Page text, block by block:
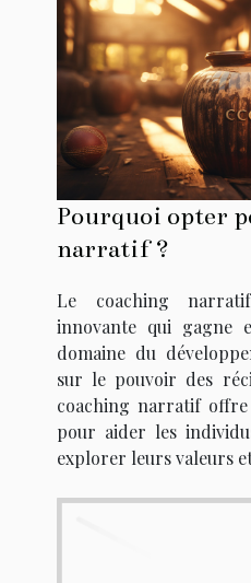
Pourquoi opter
narratif ?
Le coaching
innovante qui gagne
domaine du
sur le pouvoir des
coaching narratif
pour aider les
explorer leurs valeurs